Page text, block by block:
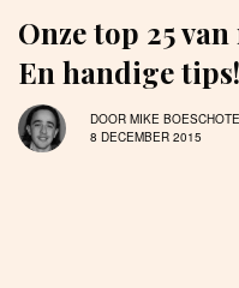
Onze top 25
En handige tips!
DOOR MIKE
8 DECEMBER 2015